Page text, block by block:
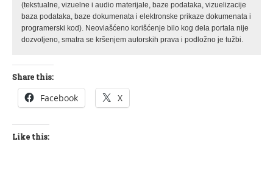
(tekstualne, vizuelne i audio materijale, baze podataka, vizuelizacije
baza podataka, baze dokumenata i elektronske prikaze dokumenata i
programerski kod). Neovlašćeno korišćenje bilo kog dela portala nije
dozvoljeno, smatra se kršenjem autorskih prava i podložno je tužbi.
Share this:
Facebook X
Like this: